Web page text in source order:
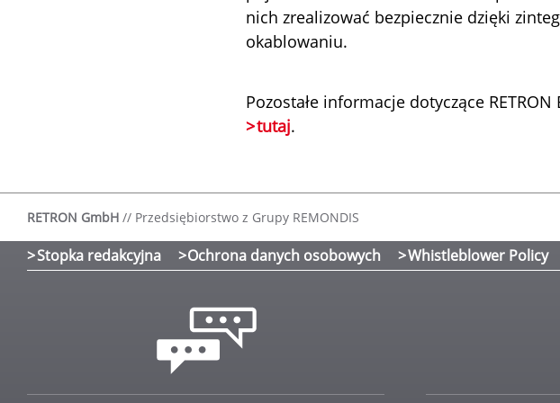
nich zrealizować bezpiecznie dzięki
okablowaniu.
Pozostałe informacje dotyczące RETRON
tutaj.
RETRON GmbH // Przedsiębiorstwo z Grupy REMONDIS
Stopka redakcyjna Ochrona danych osobowych Whistleblower Policy